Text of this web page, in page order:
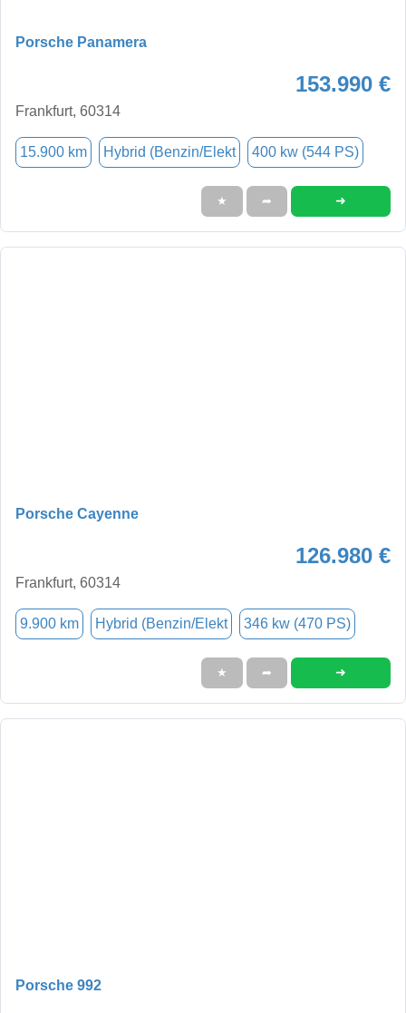
Porsche Panamera
153.990 €
Frankfurt, 60314
15.900 km Hybrid (Benzin/Elekt 400 kw (544 PS)
★ ➦ ➜
Porsche Cayenne
126.980 €
Frankfurt, 60314
9.900 km Hybrid (Benzin/Elekt 346 kw (470 PS)
★ ➦ ➜
Porsche 992